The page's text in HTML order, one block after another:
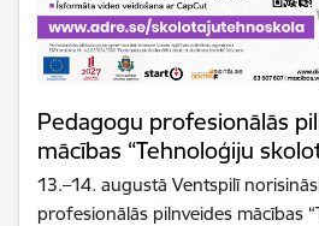
Pedagogu profesionālās
mācības “Tehnoloģiju
13.–14. augustā Ventspilī
profesionālās pilnveides mācības